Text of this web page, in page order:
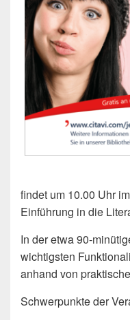
findet um 10.00 Uhr
Einführung in die
In der etwa 90-
wichtigsten
anhand von
Schwerpunkte der